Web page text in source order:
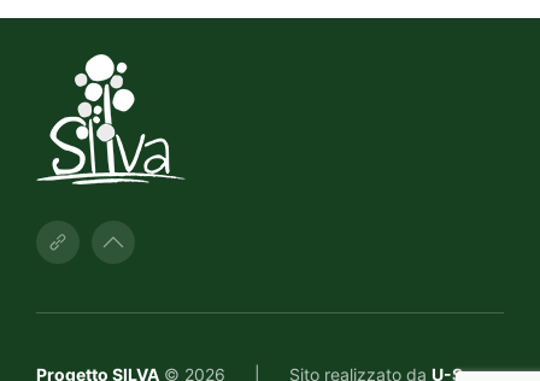
Progetto SILVA © 2026 Sito realizzato da U-Space